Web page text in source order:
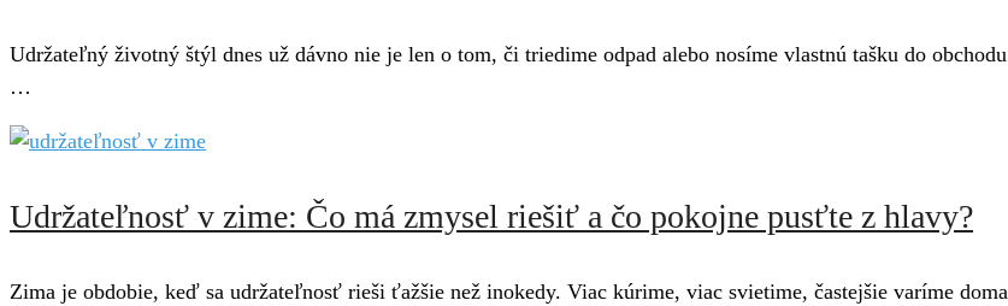
Udržateľný životný štýl dnes už dávno nie je len o tom, či triedime odpad alebo nosíme vlastnú tašku do
…
Udržateľnosť v zime: Čo má zmysel riešiť a čo pokojne pusťte z hlavy?
Zima je obdobie, keď sa udržateľnosť rieši ťažšie než inokedy. Viac kúrime, viac svietime, častejšie varíme